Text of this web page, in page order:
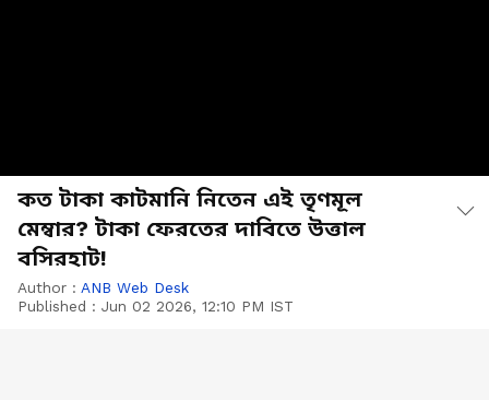
কত টাকা কাটমানি নিতেন এই তৃণমূল
মেম্বার? টাকা ফেরতের দাবিতে উত্তাল
বসিরহাট!
Author : ANB Web Desk
Published : Jun 02 2026, 12:10 PM IST